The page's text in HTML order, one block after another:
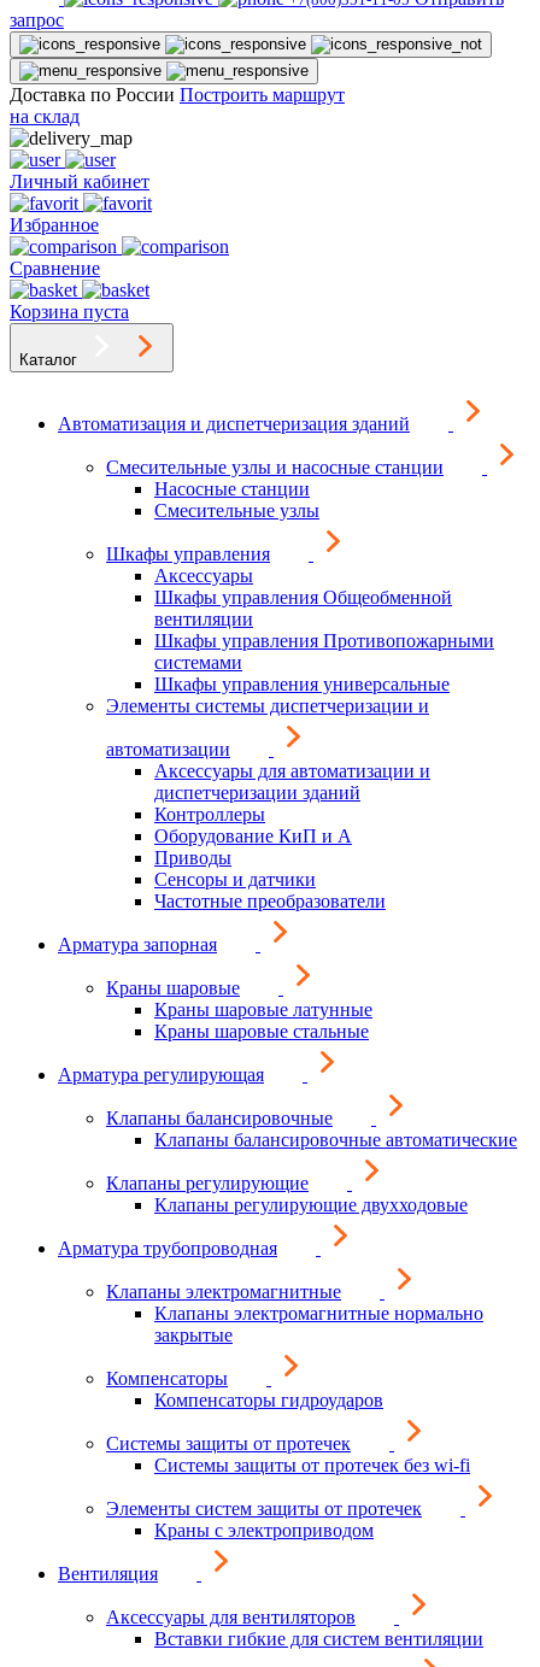
запрос
Доставка по России Построить маршрут
на склад
Личный кабинет
Избранное
Сравнение
Корзина пуста
Каталог
Автоматизация и диспетчеризация зданий
Смесительные узлы и насосные станции
Насосные станции
Смесительные узлы
Шкафы управления
Аксессуары
Шкафы управления Общеобменной
вентиляции
Шкафы управления Противопожарными
системами
Шкафы управления универсальные
Элементы системы диспетчеризации и
автоматизации
Аксессуары для автоматизации и
диспетчеризации зданий
Контроллеры
Оборудование КиП и А
Приводы
Сенсоры и датчики
Частотные преобразователи
Арматура запорная
Краны шаровые
Краны шаровые латунные
Краны шаровые стальные
Арматура регулирующая
Клапаны балансировочные
Клапаны балансировочные автоматические
Клапаны регулирующие
Клапаны регулирующие двухходовые
Арматура трубопроводная
Клапаны электромагнитные
Клапаны электромагнитные нормально
закрытые
Компенсаторы
Компенсаторы гидроударов
Системы защиты от протечек
Системы защиты от протечек без wi-fi
Элементы систем защиты от протечек
Краны с электроприводом
Вентиляция
Аксессуары для вентиляторов
Вставки гибкие для систем вентиляции